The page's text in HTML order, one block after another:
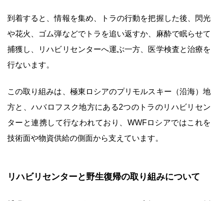
到着すると、情報を集め、トラの行動を把握した後、閃光
や花火、ゴム弾などでトラを追い返すか、麻酔で眠らせて
捕獲し、リハビリセンターへ運ぶ一方、医学検査と治療を
行ないます。
この取り組みは、極東ロシアのプリモルスキー（沿海）地
方と、ハバロフスク地方にある2つのトラのリハビリセン
ターと連携して行なわれており、WWFロシアではこれを
技術面や物資供給の側面から支えています。
リハビリセンターと野生復帰の取り組みについて